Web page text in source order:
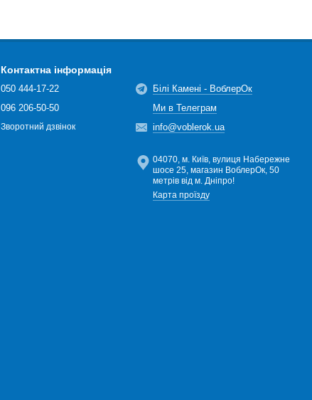
Контактна інформація
050 444-17-22
096 206-50-50
Зворотний дзвінок
Білі Камені - ВоблерОк
Ми в Телеграм
info@voblerok.ua
04070, м. Київ, вулиця Набережне
шосе 25, магазин ВоблерОк, 50
метрів від м. Дніпро!
Карта проїзду